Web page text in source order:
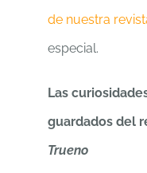
de nuestra
especial.
Las
guardados del
Trueno